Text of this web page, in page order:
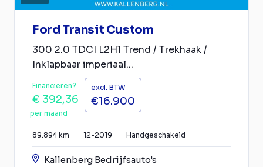
Ford Transit Custom
300 2.0 TDCI L2H1 Trend / Trekhaak /
Inklapbaar imperiaal...
Financieren?
€ 392,36
per maand
excl. BTW
€16.900
89.894 km 12-2019 Handgeschakeld
Kallenberg Bedrijfsauto's